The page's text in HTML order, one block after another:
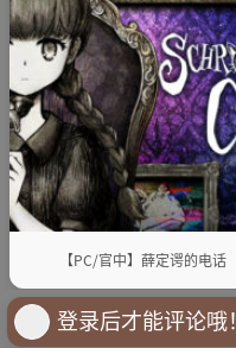
【PC/官中】薛定谔的电话
登录后才能评论哦！